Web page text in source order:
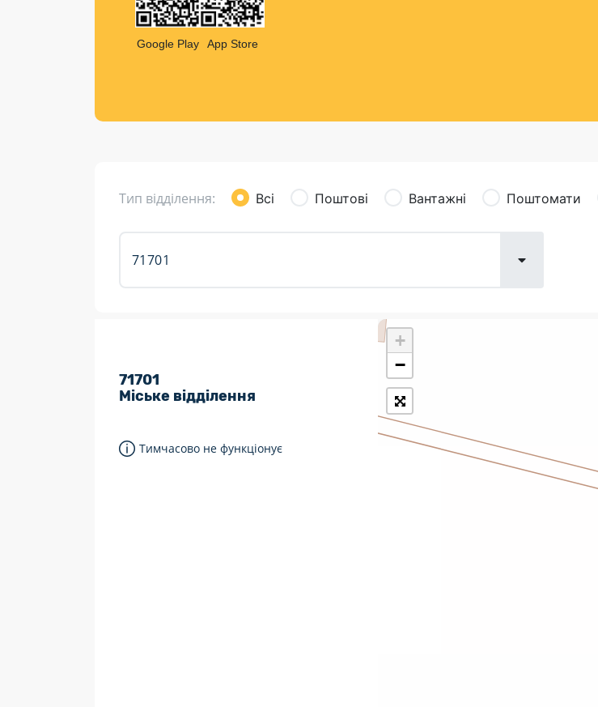
Листи та листівки
Кур’єрська доставка
Google Play App Store
Тип відділення: Всі Поштові Вантажні Поштомати
7 днів на тиждень
Працюють у вихідні
Укрпошта Стандарт/
Доставка за межі України
71701
Міське відділення
Тимчасово не функціонує
+
−